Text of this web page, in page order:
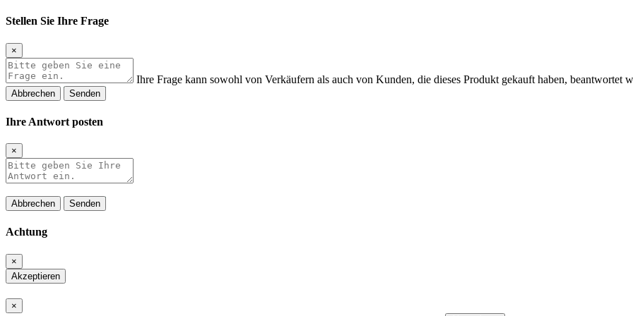
Stellen Sie Ihre Frage
×
Ihre Frage kann sowohl von Verkäufern als auch von Kunden, die dieses Produkt gekauft haben, beantwortet
Abbrechen Senden
Ihre Antwort posten
×
Abbrechen Senden
Achtung
×
Akzeptieren
×